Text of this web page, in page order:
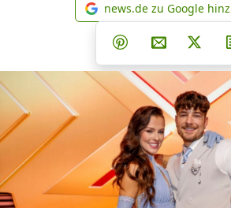
news.de
news.de zu Google
Teilen aufTeilen auf
Teilen aufPer E-Mail